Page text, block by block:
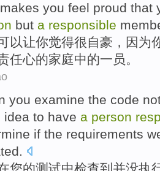
makes you feel proud that
but a responsible
以让你觉得很自豪 ， 因为
任心的家庭中的一 员。
you examine the code
idea to have a person
if the requirements
.